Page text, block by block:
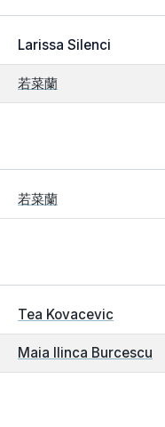
Larissa Silenci
若菜蘭
若菜蘭
Tea Kovacevic
Maia Ilinca Burcescu